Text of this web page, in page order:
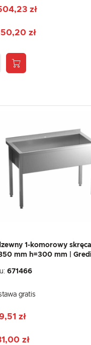
zł
zł
1-komorowy
mm h=300 mm |
671466
gratis
zł
zł